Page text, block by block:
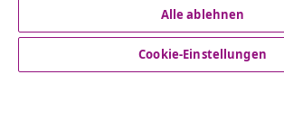
Alle ablehnen
Cookie-Einstellungen